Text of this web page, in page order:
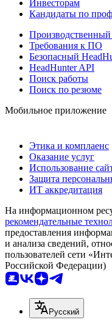
Инвесторам
Кандидаты по
Производственный
Требования к ПО
Безопасный
HeadHunter API
Поиск работы
Поиск по резюме
Мобильное приложение
Этика и комплаенс
Оказание услуг
Использование
Защита
ИТ аккредитация
На информационном
рекомендательные
предоставления
и анализа сведений,
пользователей сети
Российской Федерации)
Русский